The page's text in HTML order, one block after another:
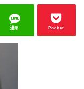
送る Pocket